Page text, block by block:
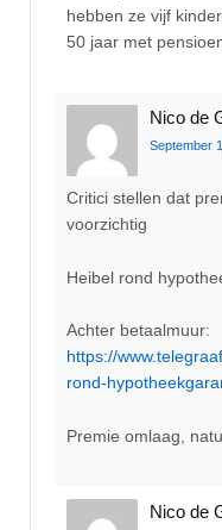
hebben ze vijf
50 jaar met
Nico de
September
Critici stellen dat
voorzichtig
Heibel rond
Achter betaalmuur:
https://
rond-
Premie omlaag,
Nico de